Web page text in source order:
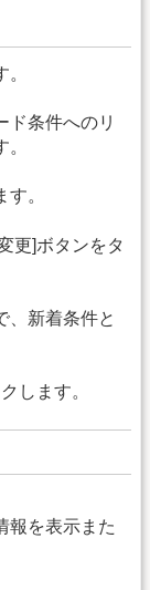
ド条件へのリ
。
更]ボタンをタ
、新着条件と
します。
報を表示また